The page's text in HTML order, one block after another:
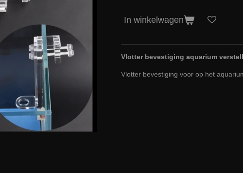
In winkelwagen
Vlotter bevestiging aquarium
Vlotter bevestiging voor op het